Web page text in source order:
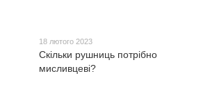
18 лютого 2023
Скільки рушниць потрібно
мисливцеві?